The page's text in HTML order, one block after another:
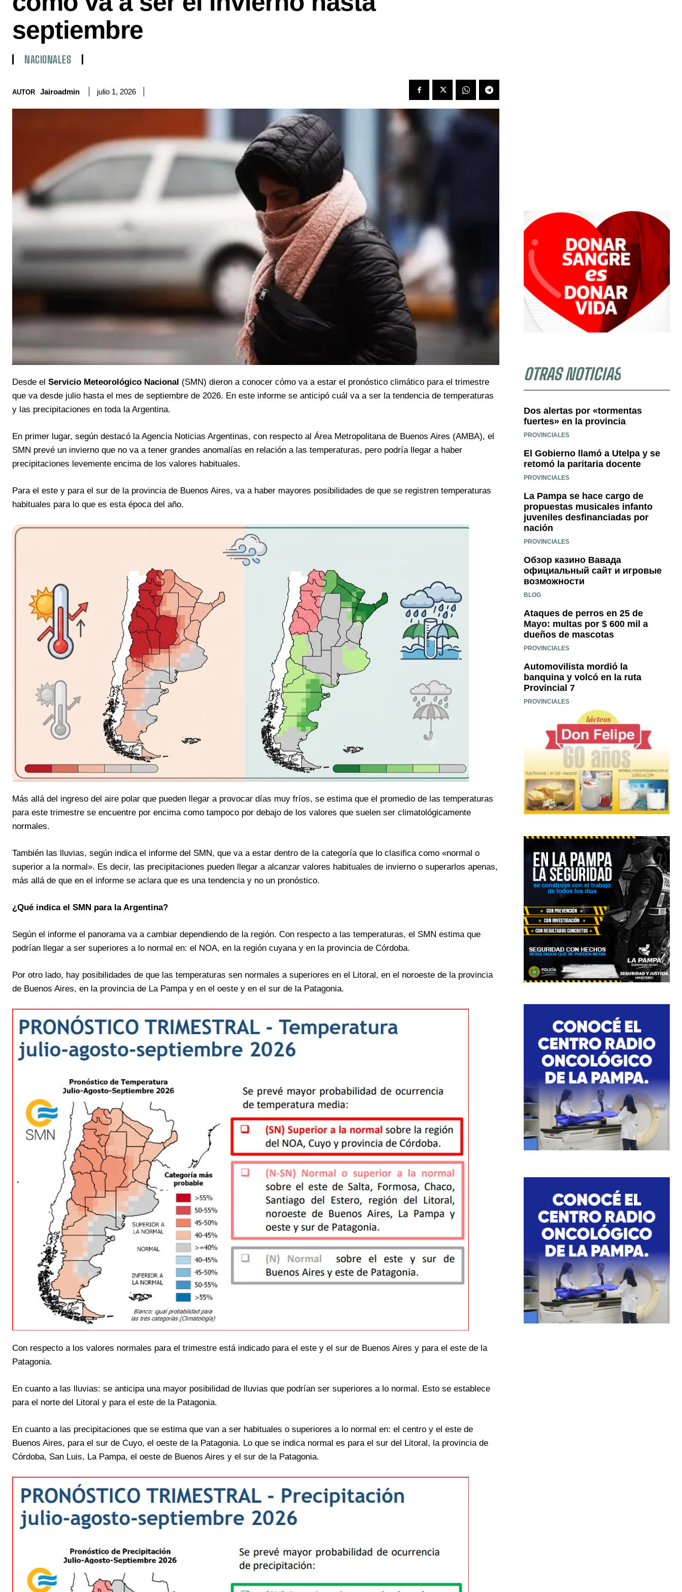
septiembre
NACIONALES
AUTOR Jairoadmin julio 1, 2026
Desde el Servicio Meteorológico Nacional (SMN) dieron a conocer cómo va a estar el pronóstico climático para el trimestre
que va desde julio hasta el mes de septiembre de 2026. En este informe se anticipó cuál va a ser la tendencia de temperaturas
y las precipitaciones en toda la Argentina.
En primer lugar, según destacó la Agencia Noticias Argentinas, con respecto al Área Metropolitana de Buenos Aires (AMBA), el
SMN prevé un invierno que no va a tener grandes anomalías en relación a las temperaturas, pero podría llegar a haber
precipitaciones levemente encima de los valores habituales.
Para el este y para el sur de la provincia de Buenos Aires, va a haber mayores posibilidades de que se registren temperaturas
habituales para lo que es esta época del año.
Más allá del ingreso del aire polar que pueden llegar a provocar días muy fríos, se estima que el promedio de las temperaturas
para este trimestre se encuentre por encima como tampoco por debajo de los valores que suelen ser climatológicamente
normales.
También las lluvias, según indica el informe del SMN, que va a estar dentro de la categoría que lo clasifica como «normal o
superior a la normal». Es decir, las precipitaciones pueden llegar a alcanzar valores habituales de invierno o superarlos apenas,
más allá de que en el informe se aclara que es una tendencia y no un pronóstico.
¿Qué indica el SMN para la Argentina?
Según el informe el panorama va a cambiar dependiendo de la región. Con respecto a las temperaturas, el SMN estima que
podrían llegar a ser superiores a lo normal en: el NOA, en la región cuyana y en la provincia de Córdoba.
Por otro lado, hay posibilidades de que las temperaturas sen normales a superiores en el Litoral, en el noroeste de la provincia
de Buenos Aires, en la provincia de La Pampa y en el oeste y en el sur de la Patagonia.
Con respecto a los valores normales para el trimestre está indicado para el este y el sur de Buenos Aires y para el este de la
Patagonia.
En cuanto a las lluvias: se anticipa una mayor posibilidad de lluvias que podrían ser superiores a lo normal. Esto se establece
para el norte del Litoral y para el este de la Patagonia.
En cuanto a las precipitaciones que se estima que van a ser habituales o superiores a lo normal en: el centro y el este de
Buenos Aires, para el sur de Cuyo, el oeste de la Patagonia. Lo que se indica normal es para el sur del Litoral, la provincia de
Córdoba, San Luis, La Pampa, el oeste de Buenos Aires y el sur de la Patagonia.
OTRAS NOTICIAS
Dos alertas por «tormentas
fuertes» en la provincia
PROVINCIALES
El Gobierno llamó a Utelpa y se
retomó la paritaria docente
PROVINCIALES
La Pampa se hace cargo de
propuestas musicales infanto
juveniles desfinanciadas por
nación
PROVINCIALES
Обзор казино Вавада
официальный сайт и игровые
возможности
BLOG
Ataques de perros en 25 de
Mayo: multas por $ 600 mil a
dueños de mascotas
PROVINCIALES
Automovilista mordió la
banquina y volcó en la ruta
Provincial 7
PROVINCIALES